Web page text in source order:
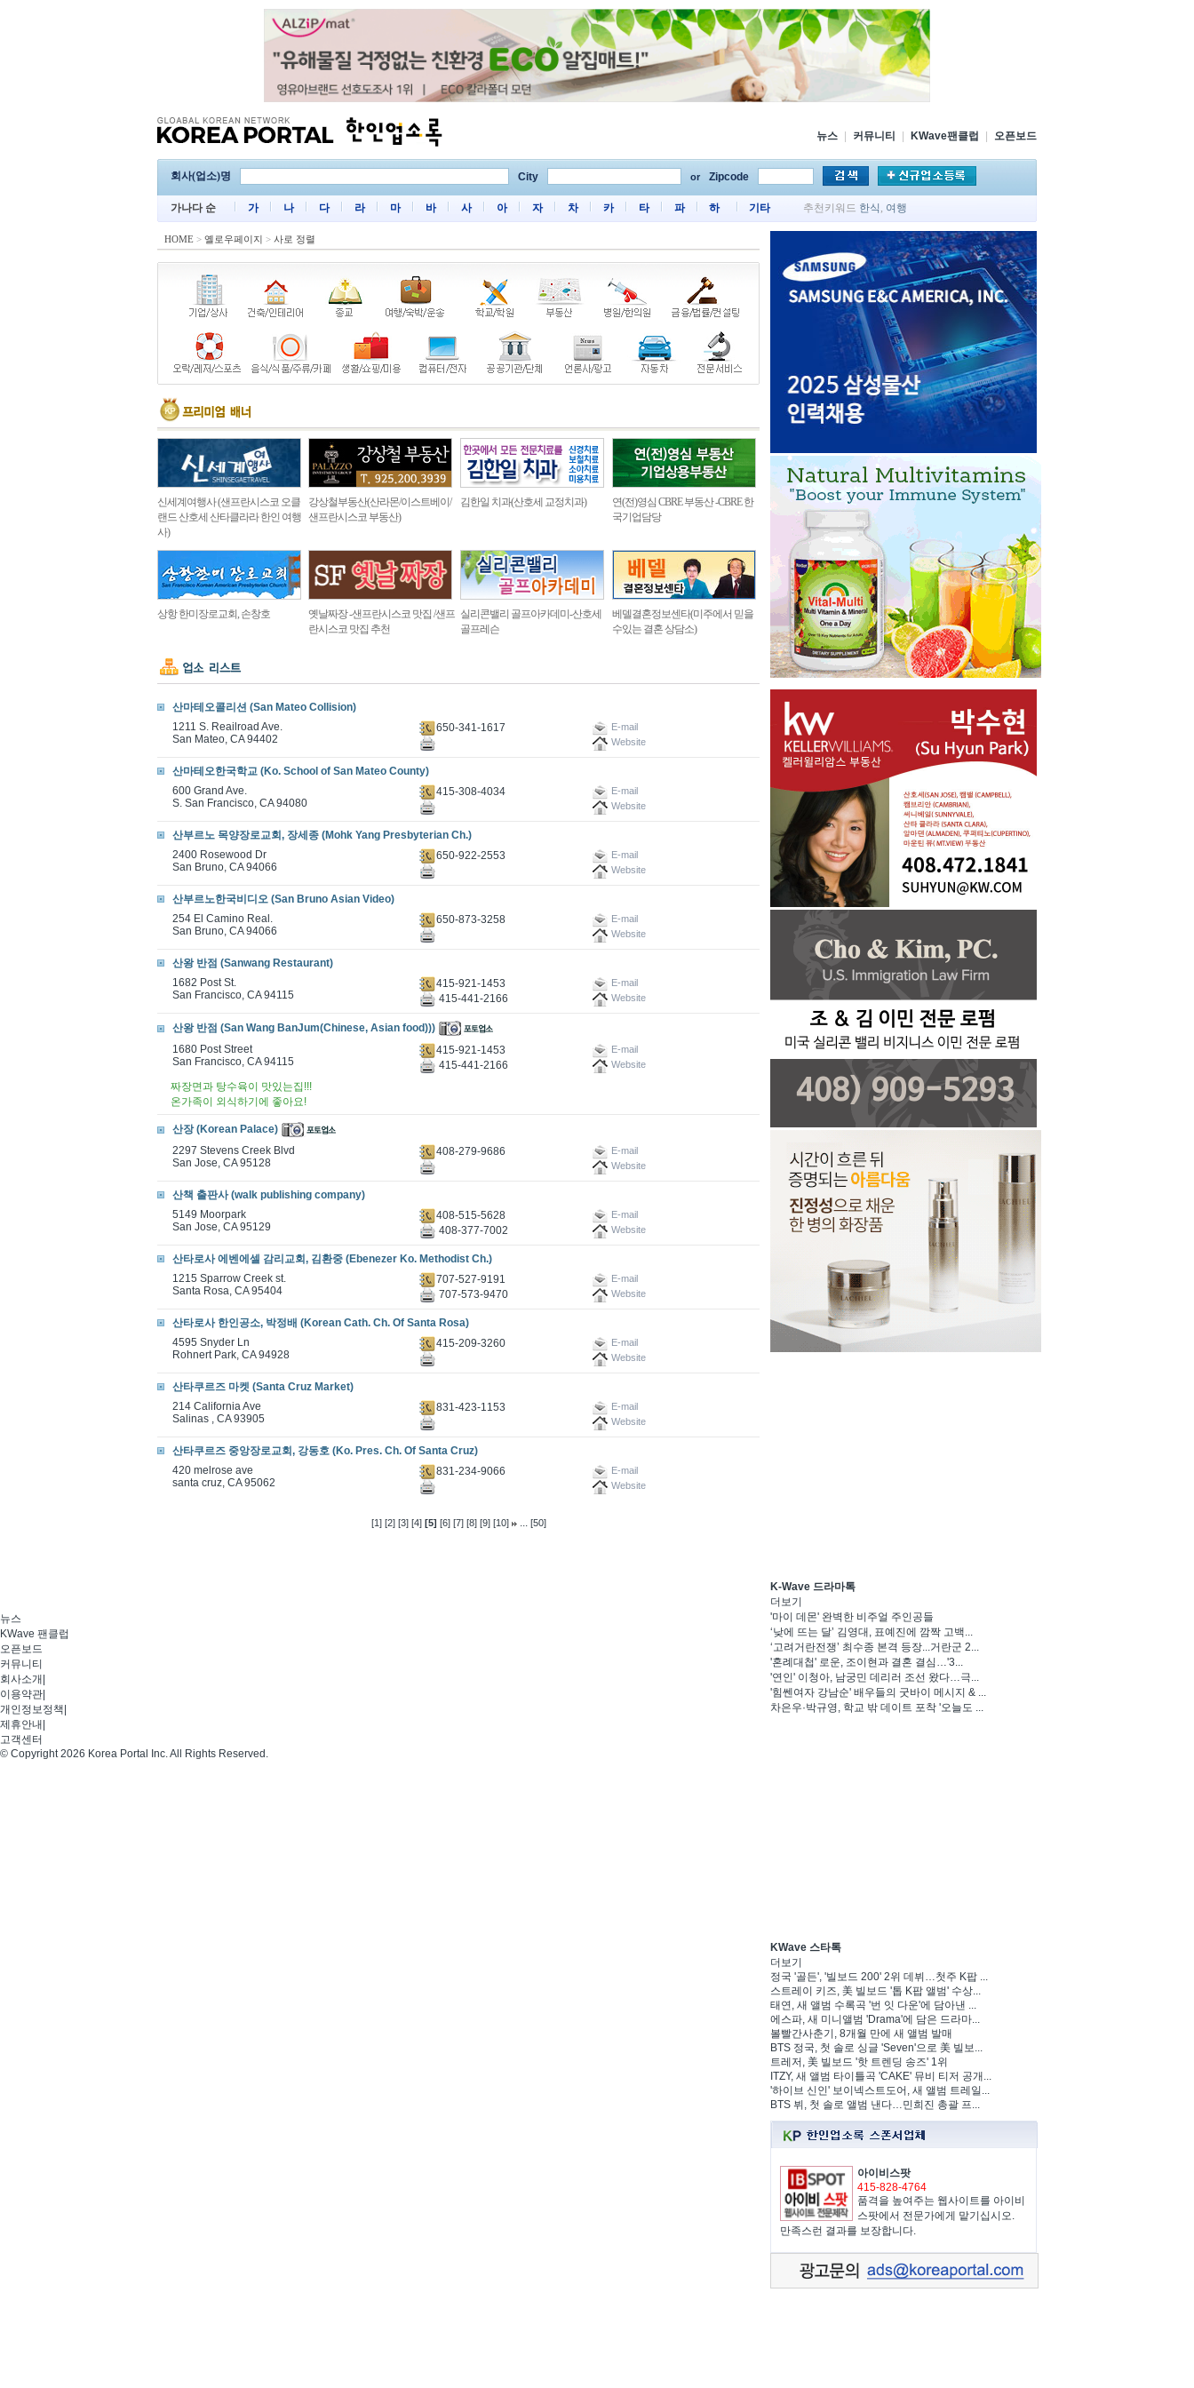
뉴스 커뮤니티 KWave팬클럽 오픈보드
회사(업소)명 City or Zipcode
가나다 순 가 나 다 라 마 바 사 아 자 차 카 타 파 하 기타 추천키워드 한식 , 여행
HOME > 옐로우페이지 > 사로 정렬
신세계여행사 (샌프란시스코 오클
랜드 산호세 산타클라라 한인 여행
사)
강상철부동산(산라몬/이스트베이/
샌프란시스코 부동산)
김한일 치과(산호세 교정치과)
연(전)영심 CBRE 부동산 -CBRE 한
국기업담당
상항 한미장로교회, 손창호
옛날짜장 -샌프란시스코 맛집 /샌프
란시스코 맛집 추천
실리콘밸리 골프아카데미-산호세
골프레슨
베델결혼정보센타(미주에서 믿을
수있는 결혼 상담소)
산마테오콜리션 (San Mateo Collision)
1211 S. Reailroad Ave.
San Mateo, CA 94402
650-341-1617
E-mail
Website
산마테오한국학교 (Ko. School of San Mateo County)
600 Grand Ave.
S. San Francisco, CA 94080
415-308-4034
E-mail
Website
산부르노 목양장로교회, 장세종 (Mohk Yang Presbyterian Ch.)
2400 Rosewood Dr
San Bruno, CA 94066
650-922-2553
E-mail
Website
산부르노한국비디오 (San Bruno Asian Video)
254 El Camino Real.
San Bruno, CA 94066
650-873-3258
E-mail
Website
산왕 반점 (Sanwang Restaurant)
1682 Post St.
San Francisco, CA 94115
415-921-1453 E-mail
415-441-2166 Website
산왕 반점 (San Wang BanJum(Chinese‎, Asian food)))
1680 Post Street
San Francisco, CA 94115
415-921-1453 E-mail
415-441-2166 Website
짜장면과 탕수육이 맛있는집!!!
온가족이 외식하기에 좋아요!
산장 (Korean Palace)
2297 Stevens Creek Blvd
San Jose, CA 95128
408-279-9686
E-mail
Website
산책 출판사 (walk publishing company)
5149 Moorpark
San Jose, CA 95129
408-515-5628 E-mail
408-377-7002 Website
산타로사 에벤에셀 감리교회, 김환중 (Ebenezer Ko. Methodist Ch.)
1215 Sparrow Creek st.
Santa Rosa, CA 95404
707-527-9191 E-mail
707-573-9470 Website
산타로사 한인공소, 박정배 (Korean Cath. Ch. Of Santa Rosa)
4595 Snyder Ln
Rohnert Park, CA 94928
415-209-3260
E-mail
Website
산타쿠르즈 마켓 (Santa Cruz Market)
214 California Ave
Salinas , CA 93905
831-423-1153
E-mail
Website
산타쿠르즈 중앙장로교회, 강동호 (Ko. Pres. Ch. Of Santa Cruz)
420 melrose ave
santa cruz, CA 95062
831-234-9066
E-mail
Website
[1] [2] [3] [4] [5] [6] [7] [8] [9] [10] ... [50]
K-Wave 드라마톡
더보기
'마이 데몬' 완벽한 비주얼 주인공들
‘낮에 뜨는 달’ 김영대, 표예진에 깜짝 고백...
‘고려거란전쟁’ 최수종 본격 등장...거란군 2...
'혼례대첩' 로운, 조이현과 결혼 결심…'3...
'연인' 이청아, 남궁민 데리러 조선 왔다…극...
'힘쎈여자 강남순' 배우들의 굿바이 메시지 & ...
차은우·박규영, 학교 밖 데이트 포착 '오늘도 ...
KWave 스타톡
더보기
정국 '골든', '빌보드 200' 2위 데뷔…첫주 K팝 ...
스트레이 키즈, 美 빌보드 '톱 K팝 앨범' 수상...
태연, 새 앨범 수록곡 '번 잇 다운'에 담아낸 ...
에스파, 새 미니앨범 'Drama'에 담은 드라마...
볼빨간사춘기, 8개월 만에 새 앨범 발매
BTS 정국, 첫 솔로 싱글 'Seven'으로 美 빌보...
트레저, 美 빌보드 '핫 트렌딩 송즈' 1위
ITZY, 새 앨범 타이틀곡 'CAKE' 뮤비 티저 공개...
'하이브 신인' 보이넥스트도어, 새 앨범 트레일...
BTS 뷔, 첫 솔로 앨범 낸다…민희진 총괄 프...
아이비스팟
415-828-4764
품격을 높여주는 웹사이트를 아이비
스팟에서 전문가에게 맡기십시오.
만족스런 결과를 보장합니다.
뉴스
KWave 팬클럽
오픈보드
커뮤니티
회사소개
이용약관
개인정보정책
제휴안내
고객센터
© Copyright 2026 Korea Portal Inc. All Rights Reserved.